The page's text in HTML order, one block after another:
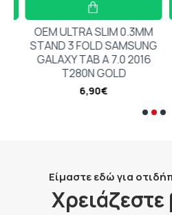
Χρόνος Φόρτισης:
Βάρος:45.3g
Βάρος Ακουστικού:3.7g
Μέγεθος: 60 * 47 * 28.7
OEM ULTRA SLIM 0.3MM
STAND 3 FOLD SAMSUNG
GALAXY TAB A 7.0 2016
T280N GOLD
6,90€
Είμαστε εδώ για
Χρειάζεστε